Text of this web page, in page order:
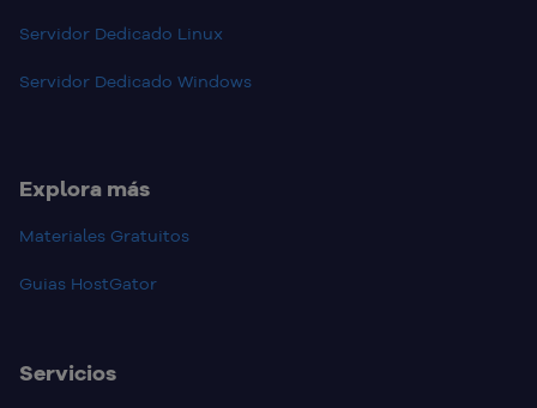
Servidor Dedicado Linux
Servidor Dedicado Windows
Explora más
Materiales Gratuitos
Guias HostGator
Servicios